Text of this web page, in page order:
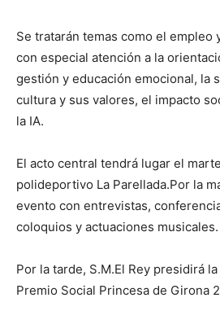
Se tratarán temas como el empleo
con especial atención a la
gestión y educación emocional, la
cultura y sus valores, el impacto
la IA.
El acto central tendrá lugar el
polideportivo La Parellada.Por la
evento con entrevistas,
coloquios y actuaciones musicales.
Por la tarde, S.M.El Rey presidirá
Premio Social Princesa de Girona